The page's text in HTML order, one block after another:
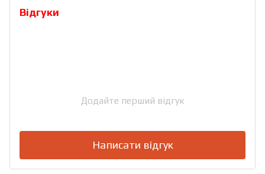
Відгуки
Додайте перший відгук
Написати відгук